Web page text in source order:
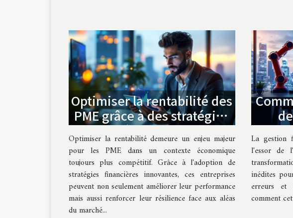
Optimiser la rentabilité des
PME grâce à des stratégies
financières innovantes
Optimiser la rentabilité demeure un enjeu majeur
pour les PME dans un contexte économique
toujours plus compétitif. Grâce à l'adoption de
stratégies financières innovantes, ces entreprises
peuvent non seulement améliorer leur performance
mais aussi renforcer leur résilience face aux aléas
du marché...
La gestion
l'essor de
inédites
erreurs et
comment